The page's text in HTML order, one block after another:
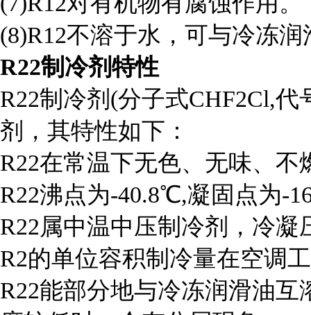
(8)R12不溶于水，可与冷冻
R22制冷剂特性
R22制冷剂(分子式CHF2Cl,
剂，其特性如下：
R22在常温下无色、无味、
R22沸点为-40.8℃,凝固点为-
R22属中温中压制冷剂，冷凝
R2的单位容积制冷量在空调
R22能部分地与冷冻润滑油